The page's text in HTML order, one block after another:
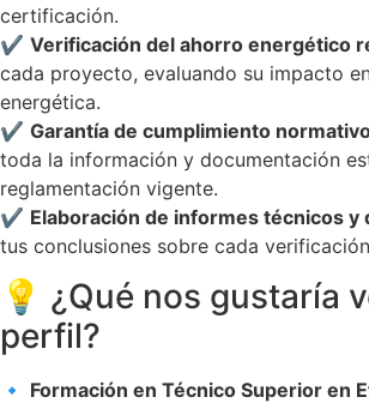
certificación.
✔ Verificación del ahorro energético
cada proyecto, evaluando su impacto
energética.
✔ Garantía de cumplimiento
toda la información y documentación
reglamentación vigente.
✔ Elaboración de informes técnicos y
tus conclusiones sobre cada
💡 ¿Qué nos gustaría
perfil?
🔹 Formación en Técnico Superior en